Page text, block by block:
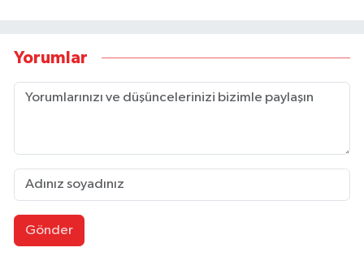
Yorumlar
Gönder